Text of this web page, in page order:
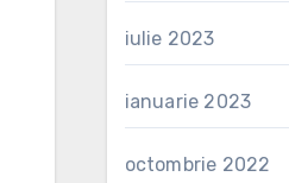
iulie 2023
ianuarie 2023
octombrie 2022